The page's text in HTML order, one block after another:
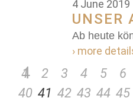
4 June 2019
UNSER
Ab heute
› more
1 2 3 4 5 6
40 41 42 43 44 45